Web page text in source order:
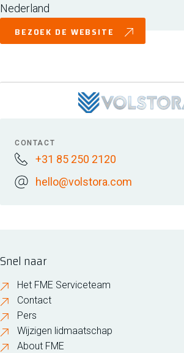
Nederland
BEZOEK DE WEBSITE
CONTACT
+31 85 250 2120
hello@volstora.com
Snel naar
Het FME Serviceteam
Contact
Pers
Wijzigen lidmaatschap
About FME